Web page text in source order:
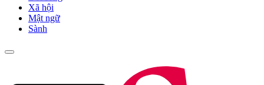
Xã hội
Mật ngữ
Sành